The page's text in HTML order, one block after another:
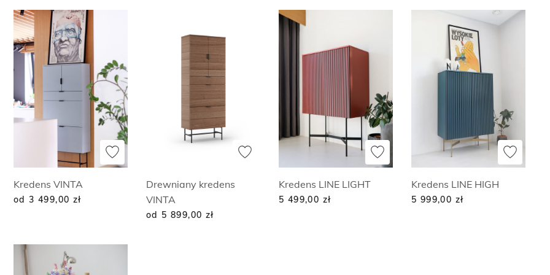
Kredens VINTA
od 3 499,00 zł
Drewniany kredens
VINTA
od 5 899,00 zł
Kredens LINE LIGHT
5 499,00 zł
Kredens LINE HIGH
5 999,00 zł